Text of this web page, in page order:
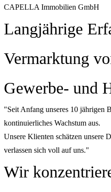
CAPELLA Immobilien GmbH
Langjährige
Vermarktung
Gewerbe- und
"Seit Anfang unseres 10 jährigen
kontinuierliches Wachstum aus.
Unsere Klienten schätzen unsere
verlassen sich voll auf uns."
Wir